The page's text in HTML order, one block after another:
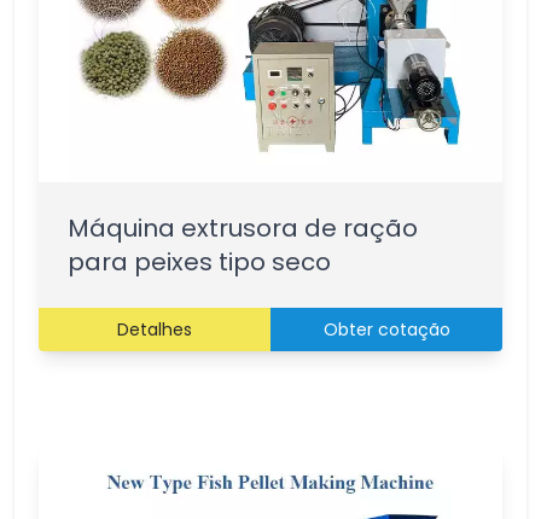
Máquina extrusora de ração
para peixes tipo seco
Detalhes Obter cotação